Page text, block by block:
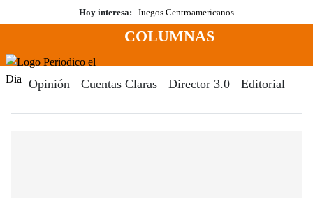
al
Hoy interesa: Juegos Centroamericanos
Menú
COLUMNAS
Opinión Cuentas Claras Director 3.0 Editorial